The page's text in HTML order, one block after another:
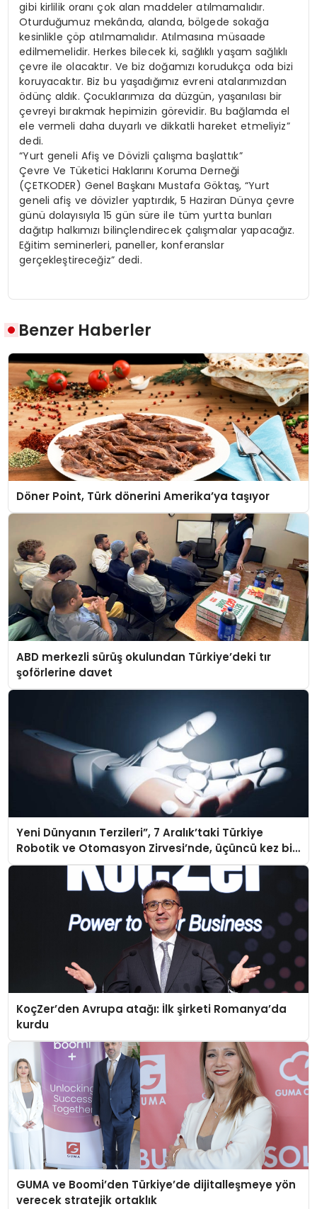
gibi kirlilik oranı çok alan maddeler atılmamalıdır.
Oturduğumuz mekânda, alanda, bölgede sokağa
kesinlikle çöp atılmamalıdır. Atılmasına müsaade
edilmemelidir. Herkes bilecek ki, sağlıklı yaşam sağlıklı
çevre ile olacaktır. Ve biz doğamızı korudukça oda bizi
koruyacaktır. Biz bu yaşadığımız evreni atalarımızdan
ödünç aldık. Çocuklarımıza da düzgün, yaşanılası bir
çevreyi bırakmak hepimizin görevidir. Bu bağlamda el
ele vermeli daha duyarlı ve dikkatli hareket etmeliyiz”
dedi.
“Yurt geneli Afiş ve Dövizli çalışma başlattık”
Çevre Ve Tüketici Haklarını Koruma Derneği
(ÇETKODER) Genel Başkanı Mustafa Göktaş, “Yurt
geneli afiş ve dövizler yaptırdık, 5 Haziran Dünya çevre
günü dolayısıyla 15 gün süre ile tüm yurtta bunları
dağıtıp halkımızı bilinçlendirecek çalışmalar yapacağız.
Eğitim seminerleri, paneller, konferanslar
gerçekleştireceğiz” dedi.
Benzer Haberler
Döner Point, Türk dönerini Amerika’ya taşıyor
ABD merkezli sürüş okulundan Türkiye’deki tır
şoförlerine davet
Yeni Dünyanın Terzileri”, 7 Aralık’taki Türkiye
Robotik ve Otomasyon Zirvesi’nde, üçüncü kez bir
araya geliyor
KoçZer’den Avrupa atağı: İlk şirketi Romanya’da
kurdu
GUMA ve Boomi’den Türkiye’de dijitalleşmeye yön
verecek stratejik ortaklık